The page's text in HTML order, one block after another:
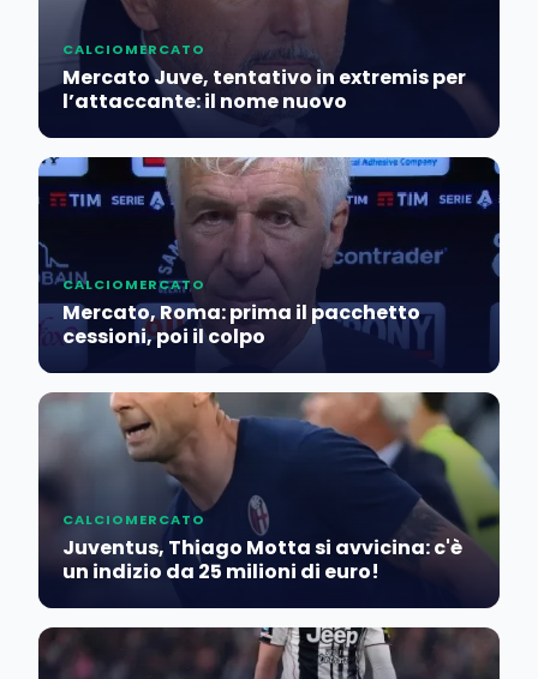
CALCIOMERCATO
Mercato Juve, tentativo in extremis per
l’attaccante: il nome nuovo
CALCIOMERCATO
Mercato, Roma: prima il pacchetto
cessioni, poi il colpo
CALCIOMERCATO
Juventus, Thiago Motta si avvicina: c'è
un indizio da 25 milioni di euro!